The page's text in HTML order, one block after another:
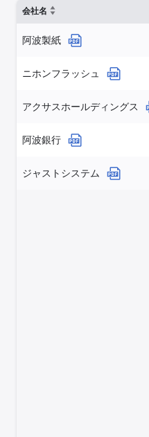
会社名
阿波製紙
ニホンフラッシュ
アクサスホールディングス
阿波銀行
ジャストシステム